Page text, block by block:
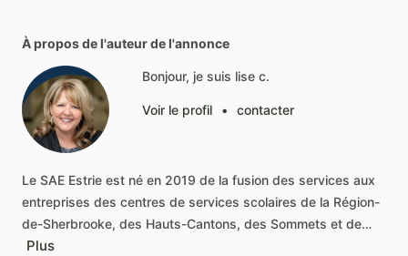
À propos de l'auteur de l'annonce
Bonjour, je suis lise c.
Voir le profil • contacter
Le SAE Estrie est né en 2019 de la fusion des services aux
entreprises des centres de services scolaires de la Région-
de-Sherbrooke, des Hauts-Cantons, des Sommets et de…
Plus